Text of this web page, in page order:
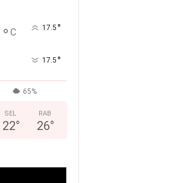
° C 17.5 °
17.5 °
65%
SEL
22°
RAB
26°